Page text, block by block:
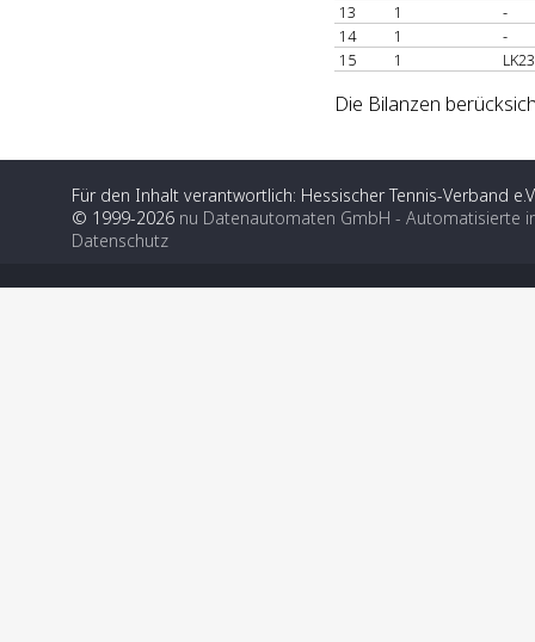
13
1
-
14
1
-
15
1
Die Bilanzen
Für den Inhalt verantwortlich: Hessischer Tennis-Verband
© 1999-2026 nu Datenautomaten GmbH - Automatisierte
Datenschutz